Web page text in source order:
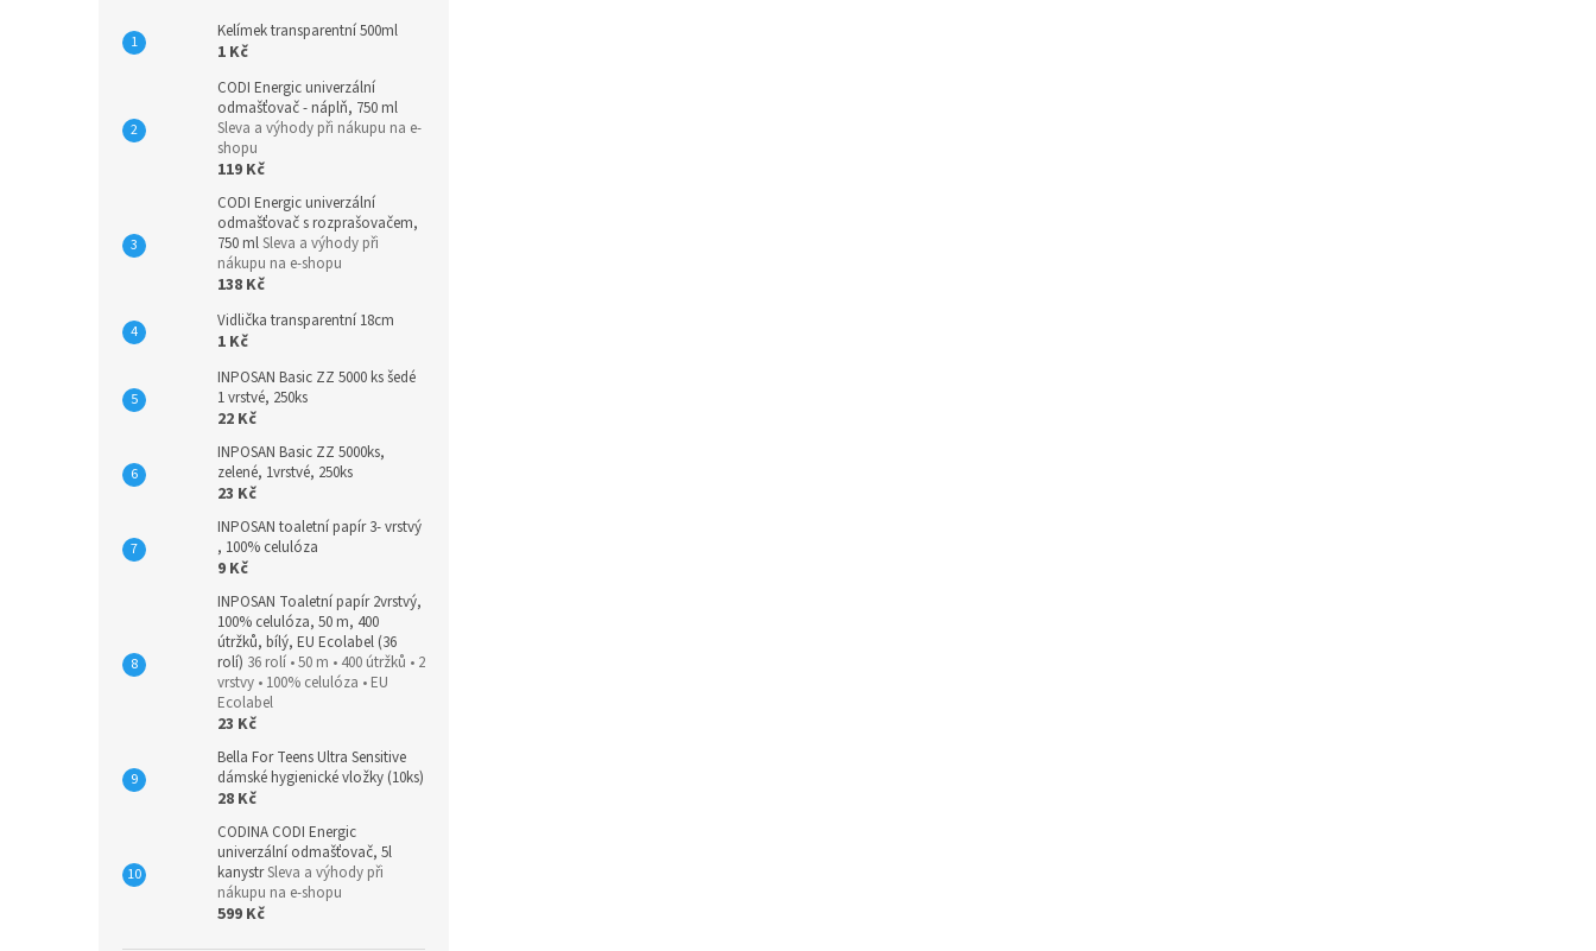
Kelímek transparentní 500ml
1 Kč
CODI Energic univerzální
odmašťovač - náplň, 750 ml
Sleva a výhody při nákupu na e-
shopu
119 Kč
CODI Energic univerzální
odmašťovač s rozprašovačem,
750 mlSleva a výhody při
nákupu na e-shopu
138 Kč
Vidlička transparentní 18cm
1 Kč
INPOSAN Basic ZZ 5000 ks šedé
1 vrstvé, 250ks
22 Kč
INPOSAN Basic ZZ 5000ks,
zelené, 1vrstvé, 250ks
23 Kč
INPOSAN toaletní papír 3- vrstvý
, 100% celulóza
9 Kč
INPOSAN Toaletní papír 2vrstvý,
100% celulóza, 50 m, 400
útržků, bílý, EU Ecolabel (36
rolí) 36 rolí • 50 m • 400 útržků • 2
vrstvy • 100% celulóza • EU
Ecolabel
23 Kč
Bella For Teens Ultra Sensitive
dámské hygienické vložky (10ks)
28 Kč
CODINA CODI Energic
univerzální odmašťovač, 5l
kanystrSleva a výhody při
nákupu na e-shopu
599 Kč